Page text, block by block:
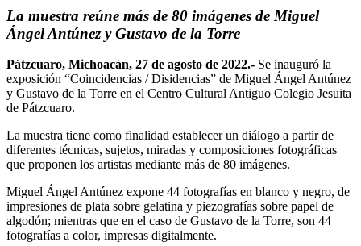
La muestra reúne más de 80 imágenes de Miguel
Ángel Antúnez y Gustavo de la Torre
Pátzcuaro, Michoacán, 27 de agosto de 2022.- Se inauguró la
exposición “Coincidencias / Disidencias” de Miguel Ángel Antúnez
y Gustavo de la Torre en el Centro Cultural Antiguo Colegio Jesuita
de Pátzcuaro.
La muestra tiene como finalidad establecer un diálogo a partir de
diferentes técnicas, sujetos, miradas y composiciones fotográficas
que proponen los artistas mediante más de 80 imágenes.
Miguel Ángel Antúnez expone 44 fotografías en blanco y negro, de
impresiones de plata sobre gelatina y piezografías sobre papel de
algodón; mientras que en el caso de Gustavo de la Torre, son 44
fotografías a color, impresas digitalmente.